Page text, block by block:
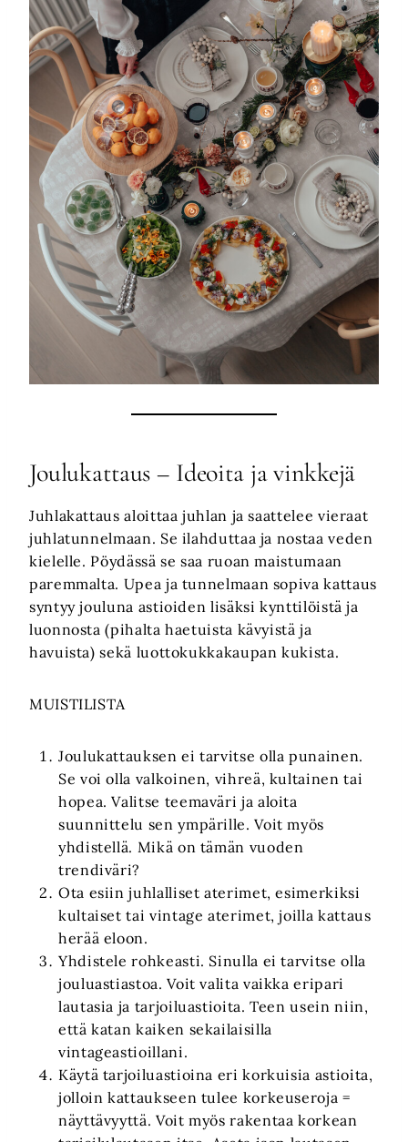
Joulukattaus – Ideoita ja vinkkejä
Juhlakattaus aloittaa juhlan ja saattelee vieraat
juhlatunnelmaan. Se ilahduttaa ja nostaa veden
kielelle. Pöydässä se saa ruoan maistumaan
paremmalta. Upea ja tunnelmaan sopiva kattaus
syntyy jouluna astioiden lisäksi kynttilöistä ja
luonnosta (pihalta haetuista kävyistä ja
havuista) sekä luottokukkakaupan kukista.
MUISTILISTA
Joulukattauksen ei tarvitse olla punainen.
Se voi olla valkoinen, vihreä, kultainen tai
hopea. Valitse teemaväri ja aloita
suunnittelu sen ympärille. Voit myös
yhdistellä. Mikä on tämän vuoden
trendiväri?
Ota esiin juhlalliset aterimet, esimerkiksi
kultaiset tai vintage aterimet, joilla kattaus
herää eloon.
Yhdistele rohkeasti. Sinulla ei tarvitse olla
jouluastiastoa. Voit valita vaikka eripari
lautasia ja tarjoiluastioita. Teen usein niin,
että katan kaiken sekailaisilla
vintageastioillani.
Käytä tarjoiluastioina eri korkuisia astioita,
jolloin kattaukseen tulee korkeuseroja =
näyttävyyttä. Voit myös rakentaa korkean